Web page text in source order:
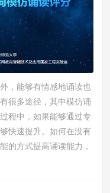
，能够有情感地诵读也
很多途径，其中模仿诵
程中，如果能够通过专
快速提升。如何在没有
的方式提高诵读能力，